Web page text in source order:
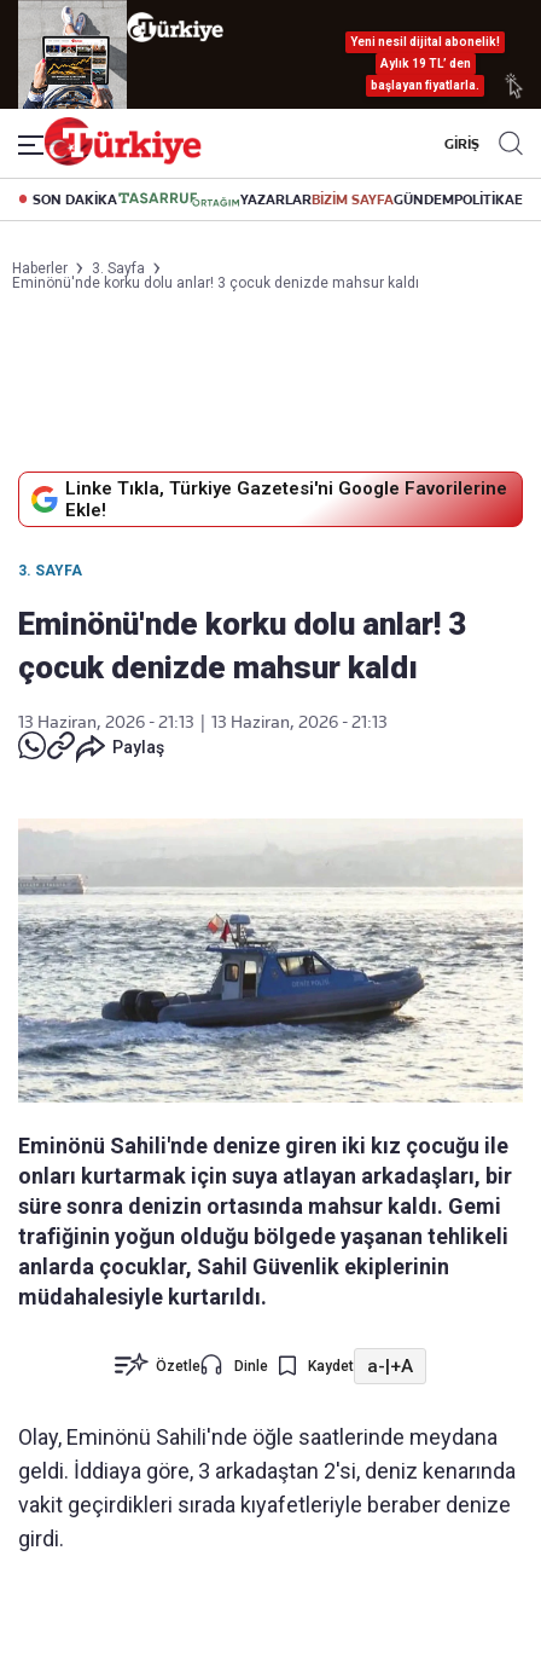
Yeni nesil dijital abonelik!
Aylık 19 TL’ den
başlayan fiyatlarla.
GİRİŞ
SON DAKİKA YAZARLARBİZİM SAYFAGÜNDEMPOLİTİKA
Haberler
3. Sayfa
Eminönü'nde korku dolu anlar! 3 çocuk denizde mahsur kaldı
Linke Tıkla, Türkiye Gazetesi'ni Google Favorilerine
Ekle!
3. SAYFA
Eminönü'nde korku dolu anlar! 3
çocuk denizde mahsur kaldı
13 Haziran, 2026 - 21:13
13 Haziran, 2026 - 21:13
Paylaş
Eminönü Sahili'nde denize giren iki kız çocuğu ile
onları kurtarmak için suya atlayan arkadaşları, bir
süre sonra denizin ortasında mahsur kaldı. Gemi
trafiğinin yoğun olduğu bölgede yaşanan tehlikeli
anlarda çocuklar, Sahil Güvenlik ekiplerinin
müdahalesiyle kurtarıldı.
Özetle Dinle Kaydet a-|+A
Olay, Eminönü Sahili'nde öğle saatlerinde meydana
geldi. İddiaya göre, 3 arkadaştan 2'si, deniz kenarında
vakit geçirdikleri sırada kıyafetleriyle beraber denize
girdi.